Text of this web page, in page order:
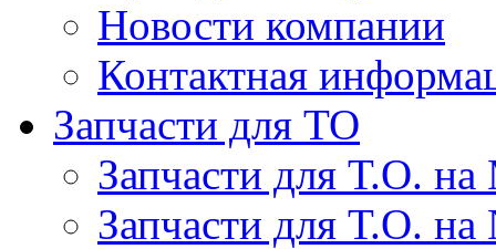
Новости компании
Контактная
Запчасти для ТО
Запчасти для Т.О. на
Запчасти для Т.О. на